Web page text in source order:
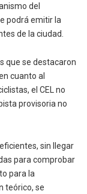
del
podrá emitir la
de la ciudad.
que se destacaron
cuanto al
el CEL no
provisoria no
sin llegar
para comprobar
para la
teórico, se